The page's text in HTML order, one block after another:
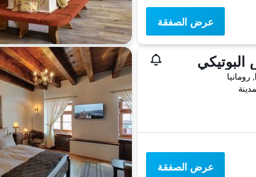
عرض الصفقة
عرض الصفقة